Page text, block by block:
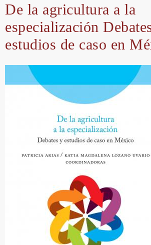
De la agricultura a la
especialización
estudios de caso en